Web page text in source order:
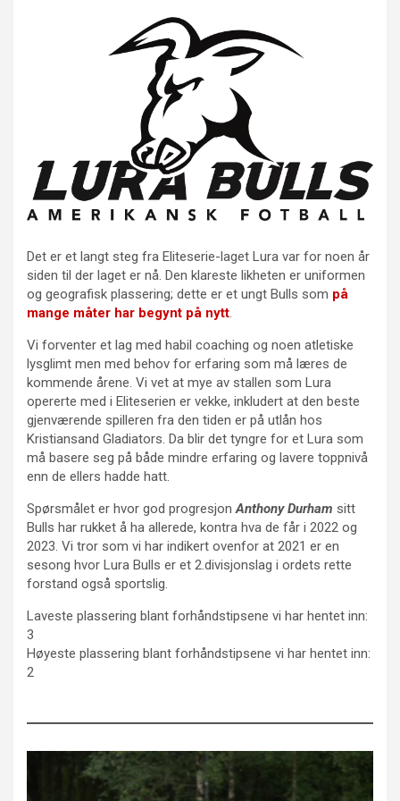
Det er et langt steg fra Eliteserie-laget Lura var for noen år
siden til der laget er nå. Den klareste likheten er uniformen
og geografisk plassering; dette er et ungt Bulls som på
mange måter har begynt på nytt.
Vi forventer et lag med habil coaching og noen atletiske
lysglimt men med behov for erfaring som må læres de
kommende årene. Vi vet at mye av stallen som Lura
opererte med i Eliteserien er vekke, inkludert at den beste
gjenværende spilleren fra den tiden er på utlån hos
Kristiansand Gladiators. Da blir det tyngre for et Lura som
må basere seg på både mindre erfaring og lavere toppnivå
enn de ellers hadde hatt.
Spørsmålet er hvor god progresjonAnthony Durham sitt
Bulls har rukket å ha allerede, kontra hva de får i 2022 og
2023. Vi tror som vi har indikert ovenfor at 2021 er en
sesong hvor Lura Bulls er et 2.divisjonslag i ordets rette
forstand også sportslig.
Laveste plassering blant forhåndstipsene vi har hentet inn:
3
Høyeste plassering blant forhåndstipsene vi har hentet inn:
2